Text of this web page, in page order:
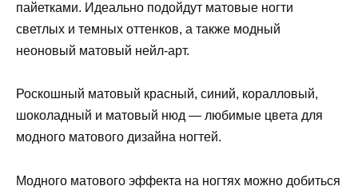
пайетками. Идеально подойдут матовые ногти
светлых и темных оттенков, а также модный
неоновый матовый нейл-арт.
Роскошный матовый красный, синий, коралловый,
шоколадный и матовый нюд — любимые цвета для
модного матового дизайна ногтей.
Модного матового эффекта на ногтях можно добиться